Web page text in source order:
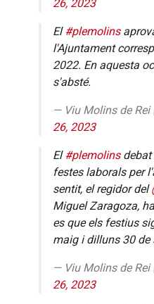
26, 2023
El#plemolins
l'Ajuntament
2022. En aquesta
s'absté.
— Viu Molins de
26, 2023
El#plemolinsdebat
festes laborals per
sentit, el regidor del
Miguel Zaragoza,
es que els festius
maig i dilluns 30 de
— Viu Molins de
26, 2023